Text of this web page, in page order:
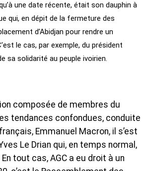
une date récente, était son dauphin à
qui, en dépit de la fermeture des
d’Abidjan pour rendre un
le cas, par exemple, du président
sa solidarité au peuple ivoirien.
composée de membres du
tendances confondues, conduite
Emmanuel Macron, il s’est
Le Drian qui, en temps normal,
tout cas, AGC a eu droit à un